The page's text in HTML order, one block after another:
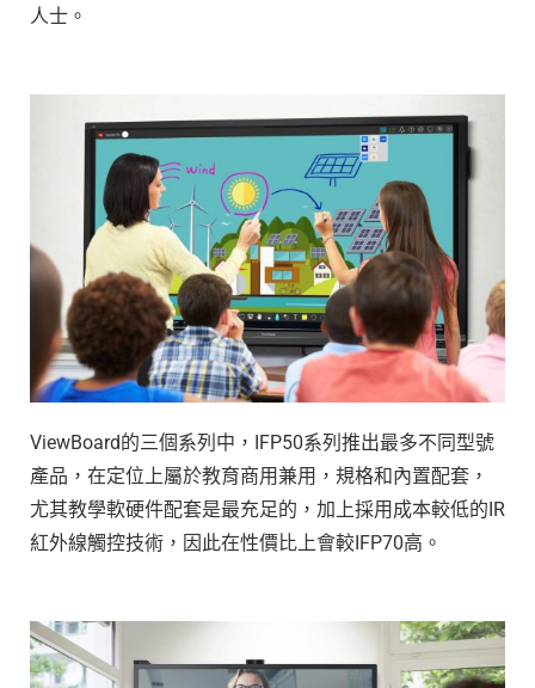
人士。
ViewBoard的三個系列中，IFP50系列推出最多不同型號
產品，在定位上屬於教育商用兼用，規格和內置配套，
尤其教學軟硬件配套是最充足的，加上採用成本較低的IR
紅外線觸控技術，因此在性價比上會較IFP70高。